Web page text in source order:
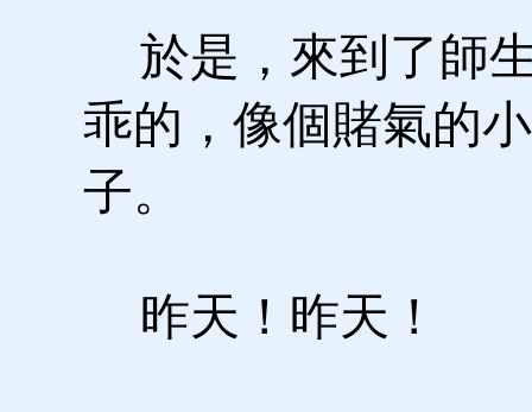
於是，來到了師
乖的，像個賭氣的
子。
昨天！昨天！